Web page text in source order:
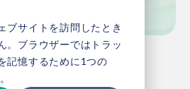
ブサイトを訪問したとき
。ブラウザーではトラッ
記憶するために1つの